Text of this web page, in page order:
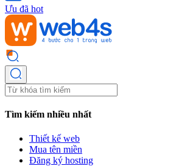
Ưu đã hot
Tìm kiếm nhiều nhất
Thiết kế web
Mua tên miền
Đăng ký hosting